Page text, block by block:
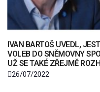
IVAN BARTOŠ UVEDL,
VOLEB DO SNĚMOVNY
UŽ SE TAKÉ ZŘEJMĚ
26/07/2022